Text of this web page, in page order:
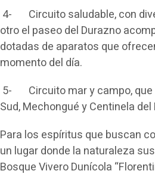
4- Circuito saludable, con
otro el paseo del Durazno
dotadas de aparatos que
momento del día.
5- Circuito mar y campo, que
Sud, Mechongué y Centinela del
Para los espíritus que buscan
un lugar donde la naturaleza
Bosque Vivero Dunícola